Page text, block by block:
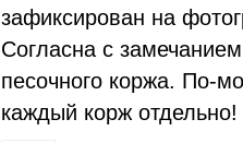
зафиксирован на
Согласна с
песочного коржа. По-
каждый корж отдельно!